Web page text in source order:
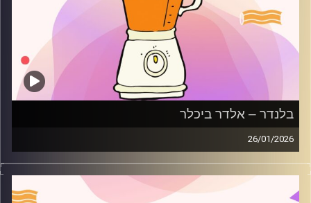
בלנדר – אלדר ביכלר
26/01/2026
מוזיקה רגועה לפתוח איתה את הבוקר בהגשת אלדר ביכלר
קרדיט תמונות:
AudioVersity